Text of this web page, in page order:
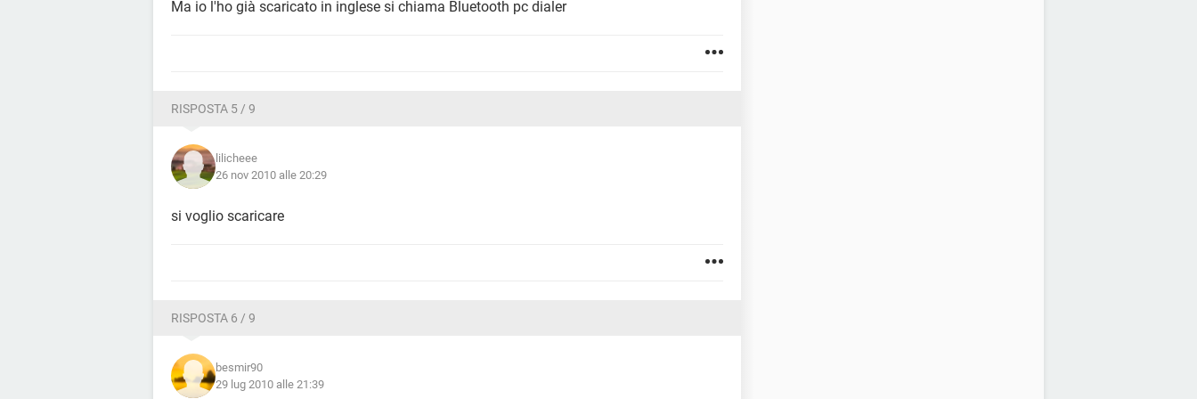
Ma io l'ho già scaricato in inglese si chiama Bluetooth pc dialer
RISPOSTA 5 / 9
lilicheee
26 nov 2010 alle 20:29
si voglio scaricare
RISPOSTA 6 / 9
besmir90
29 lug 2010 alle 21:39